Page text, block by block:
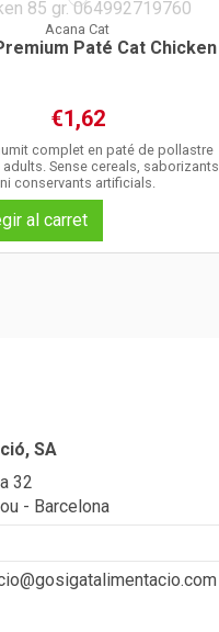
Acana Cat
Paté Cat Chicken
€1,62
complet en paté de pollastre
Sense cereals, saborizants
ni conservants artificials.
al carret
SA
32
- Barcelona